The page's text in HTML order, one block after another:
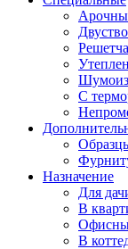
С
Назначение
Для
В
В